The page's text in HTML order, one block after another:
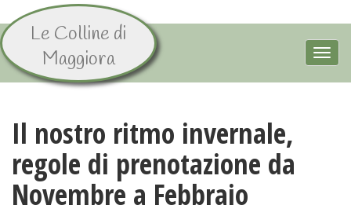
Aller
au
contenu
principal
Le Colline di
Maggiora
Il nostro ritmo invernale,
regole di prenotazione da
Novembre a Febbraio